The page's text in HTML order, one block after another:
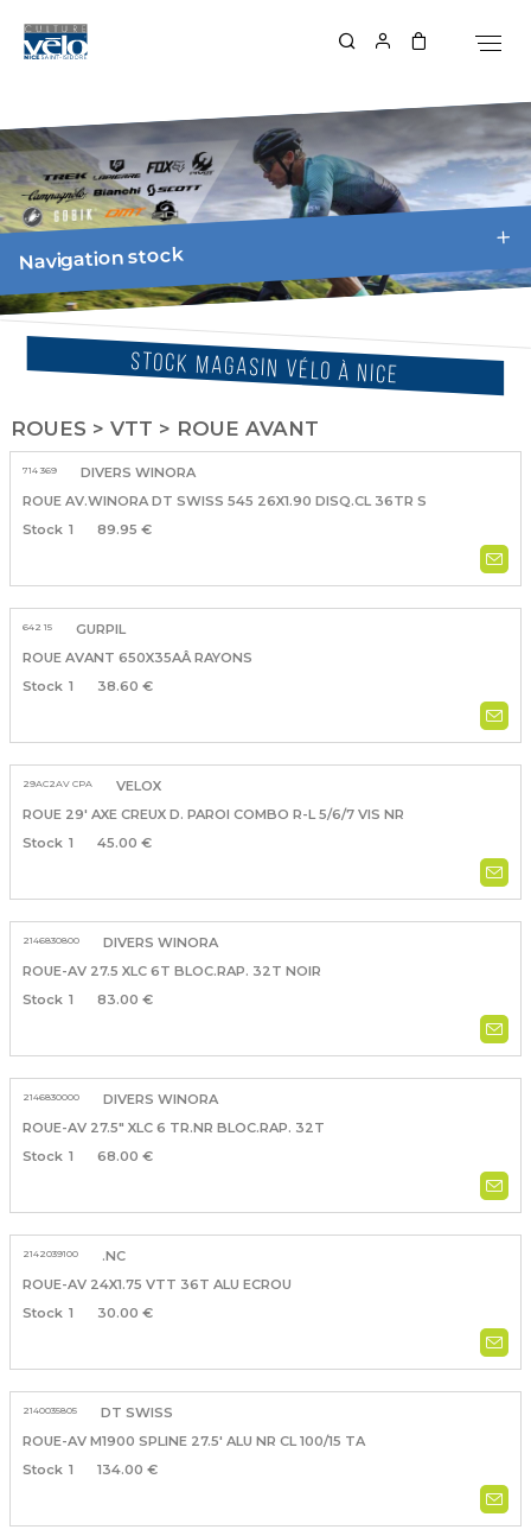
STOCK MAGASIN VÉLO À NICE
ROUES > VTT > ROUE AVANT
714 369
DIVERS WINORA
ROUE AV.WINORA DT SWISS 545 26X1.90 DISQ.CL 36TR S
1
89.95 €
642 15
GURPIL
ROUE AVANT 650X35AÂ RAYONS
1
38.60 €
29AC2AV CPA
VELOX
ROUE 29' AXE CREUX D. PAROI COMBO R-L 5/6/7 VIS NR
1
45.00 €
2146830800
DIVERS WINORA
ROUE-AV 27.5 XLC 6T BLOC.RAP. 32T NOIR
1
83.00 €
2146830000
DIVERS WINORA
ROUE-AV 27.5" XLC 6 TR.NR BLOC.RAP. 32T
1
68.00 €
2142039100
.NC
ROUE-AV 24X1.75 VTT 36T ALU ECROU
1
30.00 €
2140035805
DT SWISS
ROUE-AV M1900 SPLINE 27.5' ALU NR CL 100/15 TA
1
134.00 €
Navigation stock